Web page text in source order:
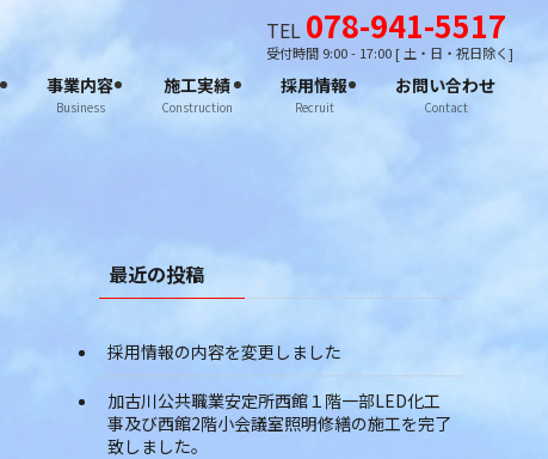
TEL 078-941-5517
受付時間 9:00 - 17:00 [ 土・日・祝日除く]
事業内容
Business
施工実績
Construction
採用情報
Recruit
お問い合わせ
Contact
最近の投稿
採用情報の内容を変更しました
加古川公共職業安定所西館１階一部LED化工
事及び西館2階小会議室照明修繕の施工を完了
致しました。